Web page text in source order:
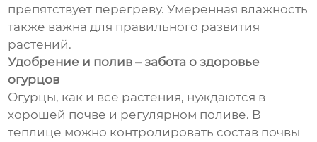
препятствует перегреву. Умеренная влажность
также важна для правильного развития
растений.
Удобрение и полив – забота о здоровье
огурцов
Огурцы, как и все растения, нуждаются в
хорошей почве и регулярном поливе. В
теплице можно контролировать состав почвы